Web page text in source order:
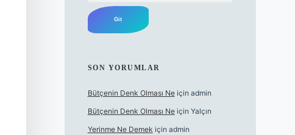
SON YORUMLAR
Bütçenin Denk Olması Neiçin admin
Bütçenin Denk Olması Neiçin Yalçın
Yerinme Ne Demek için admin